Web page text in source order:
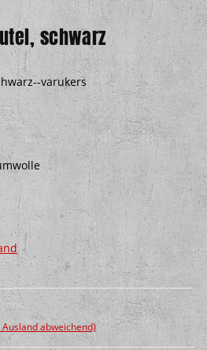
schwarz
varukers
Ausland abweichend)